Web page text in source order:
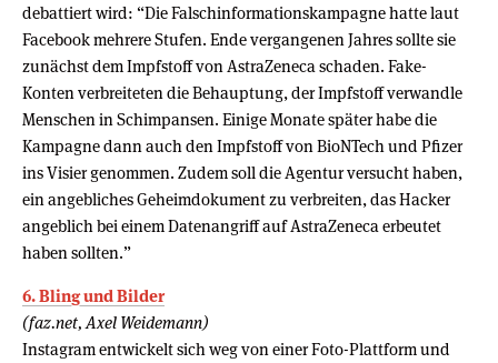
debattiert wird: “Die Falschinformationskampagne hatte laut
Facebook mehrere Stufen. Ende vergangenen Jahres sollte sie
zunächst dem Impfstoff von AstraZeneca schaden. Fake-
Konten verbreiteten die Behauptung, der Impfstoff verwandle
Menschen in Schimpansen. Einige Monate später habe die
Kampagne dann auch den Impfstoff von BioNTech und Pfizer
ins Visier genommen. Zudem soll die Agentur versucht haben,
ein angebliches Geheimdokument zu verbreiten, das Hacker
angeblich bei einem Datenangriff auf AstraZeneca erbeutet
haben sollten.”
6. Bling und Bilder
(faz.net, Axel Weidemann)
Instagram entwickelt sich weg von einer Foto-Plattform und